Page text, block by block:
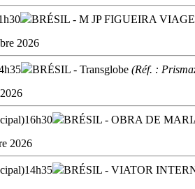
BRÉSIL - M JP FIGUEIRA
2026
BRÉSIL - Transglobe (Réf. :
16h30 BRÉSIL - OBRA DE
2026
14h35 BRÉSIL - VIATOR